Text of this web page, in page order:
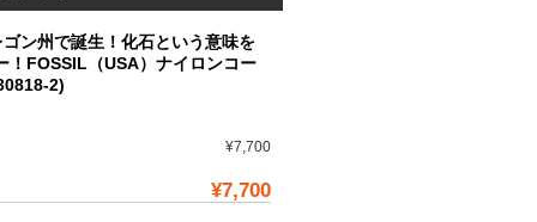
州で誕生！化石という意味を
！FOSSIL（USA）ナイロンコー
2)
¥7,700
¥7,700